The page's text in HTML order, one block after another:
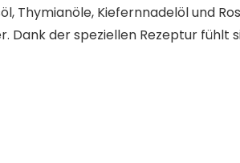
Thymianöle, Kiefernnadelöl und
der speziellen Rezeptur fühlt